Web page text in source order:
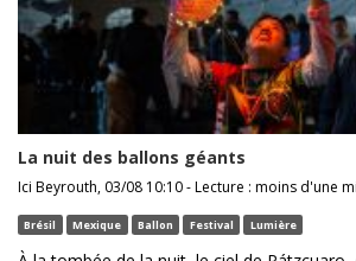
La nuit des ballons géants
Ici Beyrouth, 03/08 10:10 - Lecture : moins d'une
Brésil Mexique Ballon Festival Lumière